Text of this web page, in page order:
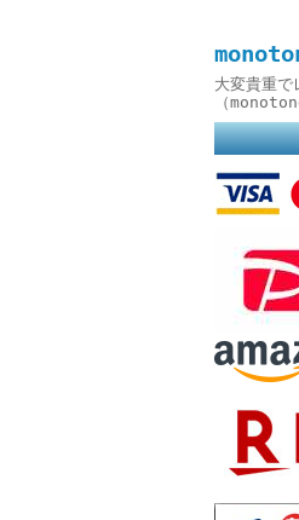
大変貴重で
（